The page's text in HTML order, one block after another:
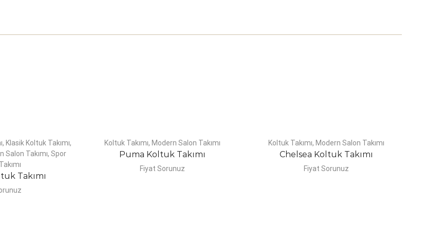
, Klasik Koltuk Takımı,
Salon Takımı, Spor
Takımı
Koltuk Takımı,Modern Salon Takımı
Puma Koltuk Takımı
Fiyat Sorunuz
Koltuk Takımı, Modern Salon Takımı
Chelsea Koltuk Takımı
Fiyat Sorunuz